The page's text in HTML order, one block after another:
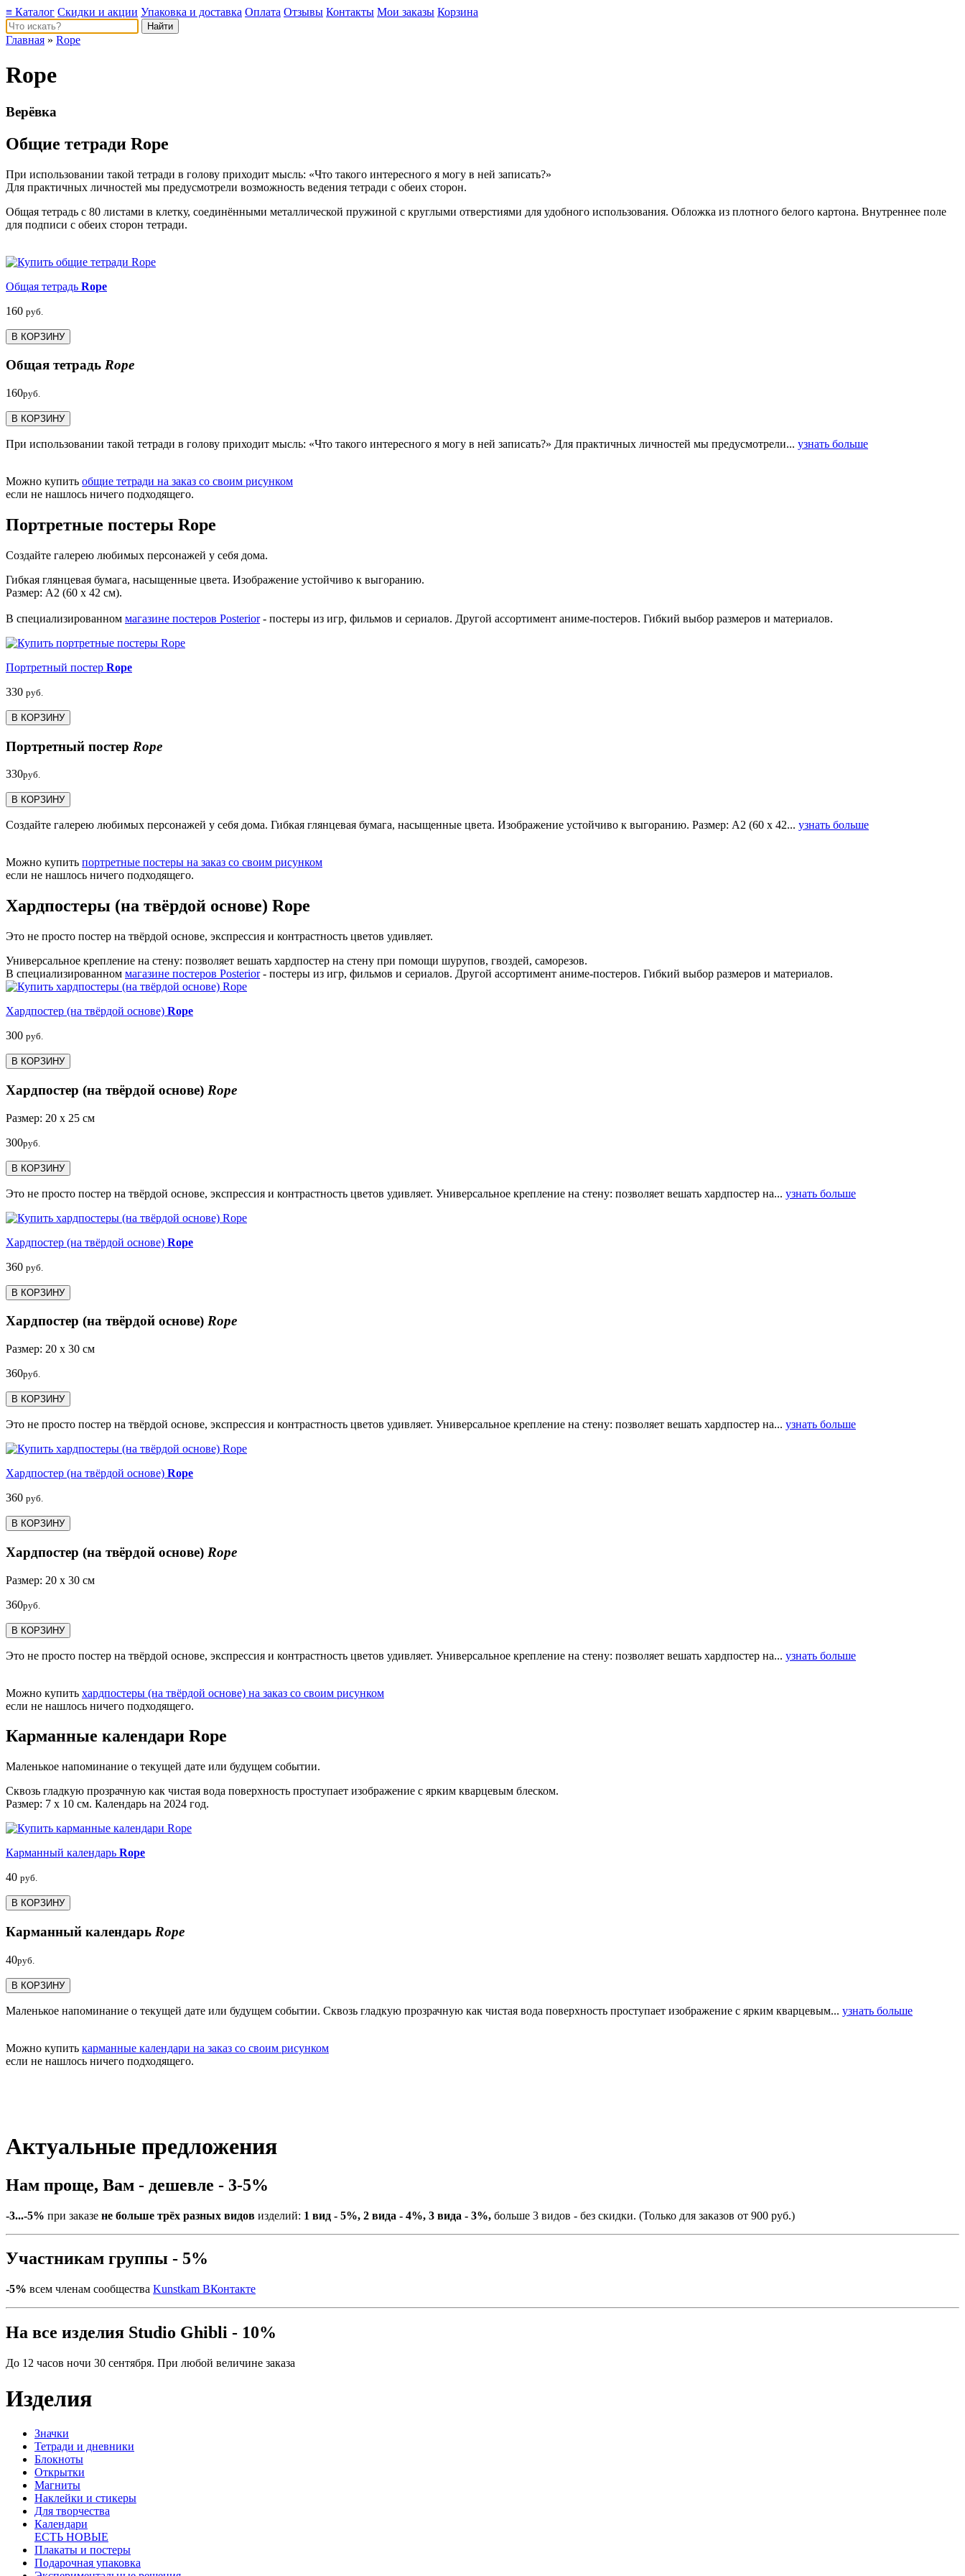
≡ Каталог Скидки и акции Упаковка и доставка Оплата Отзывы Контакты Мои заказы Корзина
Главная » Rope
Rope
Верёвка
Общие тетради Rope
При использовании такой тетради в голову приходит мысль: «Что такого интересного я могу в ней записать?»
Для практичных личностей мы предусмотрели возможность ведения тетради с обеих сторон.
Общая тетрадь с 80 листами в клетку, соединёнными металлической пружиной с круглыми отверстиями для удобного использования. Обложка из плотного белого картона. Внутреннее поле
для подписи с обеих сторон тетради.
Общая тетрадь Rope
160 руб.
В КОРЗИНУ
Общая тетрадь Rope
160руб.
В КОРЗИНУ
При использовании такой тетради в голову приходит мысль: «Что такого интересного я могу в ней записать?» Для практичных личностей мы предусмотрели... узнать больше
Можно купить общие тетради на заказ со своим рисунком
если не нашлось ничего подходящего.
Портретные постеры Rope
Создайте галерею любимых персонажей у себя дома.
Гибкая глянцевая бумага, насыщенные цвета. Изображение устойчиво к выгоранию.
Размер: А2 (60 х 42 см).
В специализированном магазине постеров Posterior- постеры из игр, фильмов и сериалов. Другой ассортимент аниме-постеров. Гибкий выбор размеров и материалов.
Портретный постер Rope
330 руб.
В КОРЗИНУ
Портретный постер Rope
330руб.
В КОРЗИНУ
Создайте галерею любимых персонажей у себя дома. Гибкая глянцевая бумага, насыщенные цвета. Изображение устойчиво к выгоранию. Размер: А2 (60 х 42... узнать больше
Можно купить портретные постеры на заказ со своим рисунком
если не нашлось ничего подходящего.
Хардпостеры (на твёрдой основе) Rope
Это не просто постер на твёрдой основе, экспрессия и контрастность цветов удивляет.
Универсальное крепление на стену: позволяет вешать хардпостер на стену при помощи шурупов, гвоздей, саморезов.
В специализированном магазине постеров Posterior- постеры из игр, фильмов и сериалов. Другой ассортимент аниме-постеров. Гибкий выбор размеров и материалов.
Хардпостер (на твёрдой основе) Rope
300 руб.
В КОРЗИНУ
Хардпостер (на твёрдой основе) Rope
Размер: 20 х 25 см
300руб.
В КОРЗИНУ
Это не просто постер на твёрдой основе, экспрессия и контрастность цветов удивляет. Универсальное крепление на стену: позволяет вешать хардпостер на... узнать больше
Хардпостер (на твёрдой основе) Rope
360 руб.
В КОРЗИНУ
Хардпостер (на твёрдой основе) Rope
Размер: 20 х 30 см
360руб.
В КОРЗИНУ
Это не просто постер на твёрдой основе, экспрессия и контрастность цветов удивляет. Универсальное крепление на стену: позволяет вешать хардпостер на... узнать больше
Хардпостер (на твёрдой основе) Rope
360 руб.
В КОРЗИНУ
Хардпостер (на твёрдой основе) Rope
Размер: 20 х 30 см
360руб.
В КОРЗИНУ
Это не просто постер на твёрдой основе, экспрессия и контрастность цветов удивляет. Универсальное крепление на стену: позволяет вешать хардпостер на... узнать больше
Можно купить хардпостеры (на твёрдой основе) на заказ со своим рисунком
если не нашлось ничего подходящего.
Карманные календари Rope
Маленькое напоминание о текущей дате или будущем событии.
Сквозь гладкую прозрачную как чистая вода поверхность проступает изображение с ярким кварцевым блеском.
Размер: 7 х 10 см. Календарь на 2024 год.
Карманный календарь Rope
40 руб.
В КОРЗИНУ
Карманный календарь Rope
40руб.
В КОРЗИНУ
Маленькое напоминание о текущей дате или будущем событии. Сквозь гладкую прозрачную как чистая вода поверхность проступает изображение с ярким кварцевым... узнать больше
Можно купить карманные календари на заказ со своим рисунком
если не нашлось ничего подходящего.
Актуальные предложения
Нам проще, Вам - дешевле - 3-5%
-3...-5% при заказе не больше трёх разных видов изделий: 1 вид - 5%, 2 вида - 4%, 3 вида - 3%, больше 3 видов - без скидки. (Только для заказов от 900 руб.)
Участникам группы - 5%
-5% всем членам сообщества Kunstkam ВКонтакте
На все изделия Studio Ghibli - 10%
До 12 часов ночи 30 сентября. При любой величине заказа
Изделия
Значки
Тетради и дневники
Блокноты
Открытки
Магниты
Наклейки и стикеры
Для творчества
Календари
ЕСТЬ НОВЫЕ
Плакаты и постеры
Подарочная упаковка